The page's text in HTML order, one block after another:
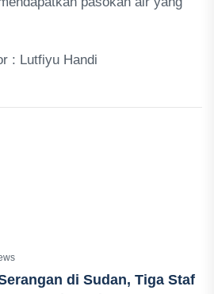
: Lutfiyu Handi
di Sudan, Tiga Staf